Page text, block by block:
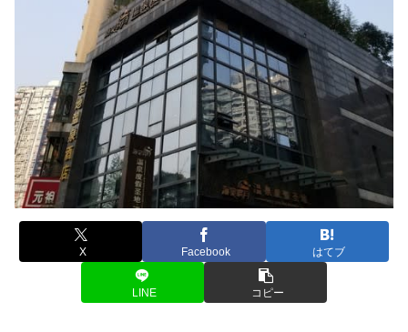
X Facebook はてブ
LINE コピー